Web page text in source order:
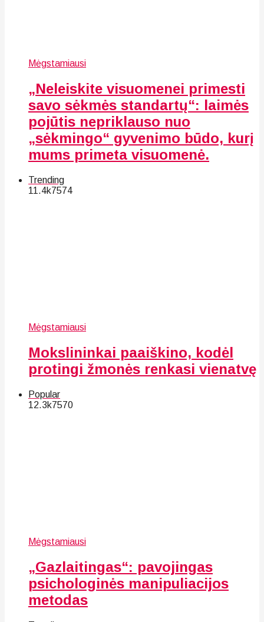
Mėgstamiausi
„Neleiskite visuomenei primesti
savo sėkmės standartų“: laimės
pojūtis nepriklauso nuo
„sėkmingo“ gyvenimo būdo, kurį
mums primeta visuomenė.
Trending
11.4k7574
Mėgstamiausi
Mokslininkai paaiškino, kodėl
protingi žmonės renkasi vienatvę
Popular
12.3k7570
Mėgstamiausi
„Gazlaitingas“: pavojingas
psichologinės manipuliacijos
metodas